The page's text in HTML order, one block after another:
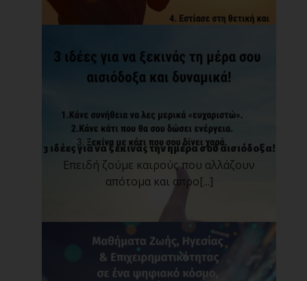
3 ιδέες για να ξεκινάς την ημέρα σου αισιόδοξα!
Επειδή ζούμε καιρούς που αλλάζουν
απότομα και απρο[...]